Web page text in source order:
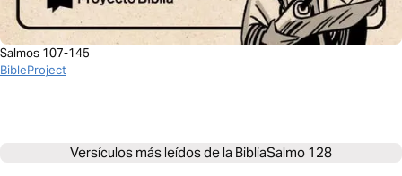
Salmos 107-145
BibleProject
Versículos más leídos de la BibliaSalmo 128